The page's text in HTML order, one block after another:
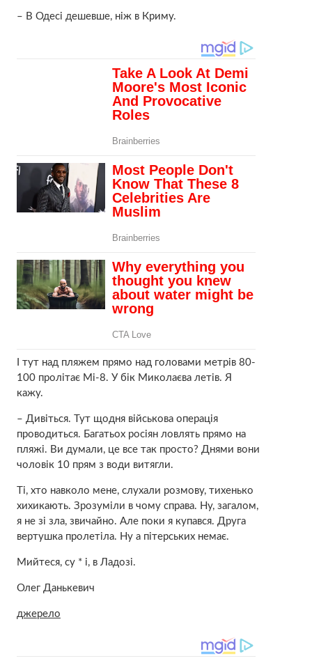
– В Одесі дешевше, ніж в Криму.
І тут над пляжем прямо над головами метрів 80-
100 пролітає Мі-8. У бік Миколаєва летів. Я
кажу.
– Дивіться. Тут щодня військова операція
проводиться. Багатьох росіян ловлять прямо на
пляжі. Ви думали, це все так просто? Днями вони
чоловік 10 прям з води витягли.
Ті, хто навколо мене, слухали розмову, тихенько
хихикають. Зрозуміли в чому справа. Ну, загалом,
я не зі зла, звичайно. Але поки я купався. Друга
вертушка пролетіла. Ну а пітерських немає.
Мийтеся, су * і, в Ладозі.
Олег Данькевич
джерело